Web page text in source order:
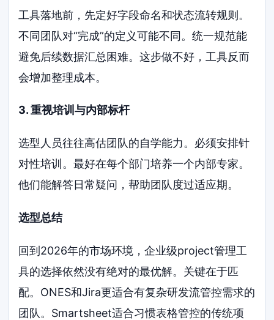
工具落地前，先定好字段命名和状态流转规则。
不同团队对“完成”的定义可能不同。统一规范能
避免后续数据汇总困难。这步做不好，工具反而
会增加整理成本。
3. 重视培训与内部标杆
选型人员往往高估团队的自学能力。必须安排针
对性培训。最好在每个部门培养一个内部专家。
他们能解答日常疑问，帮助团队度过适应期。
选型总结
回到2026年的市场环境，企业级project管理工
具的选择依然没有绝对的最优解。关键在于匹
配。ONES和Jira更适合有复杂研发流管控需求的
团队。Smartsheet适合习惯表格管控的传统项